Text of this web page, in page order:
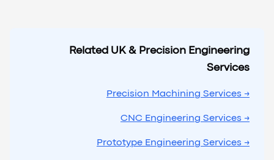
Related UK & Precision Engineering
Services
→ Precision Machining Services
→ CNC Engineering Services
→ Prototype Engineering Services